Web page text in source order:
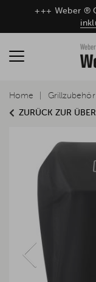
+++ Weber ®
ZURÜCK ZUR
Home Grillzubehör